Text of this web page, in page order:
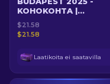
KOHOKOHTA |
FALLEN
$21.58
$21.58
Laatikoita ei saatavilla